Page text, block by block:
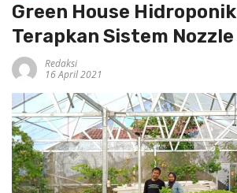
Green House
Terapkan Sistem
Redaksi
16 April 2021